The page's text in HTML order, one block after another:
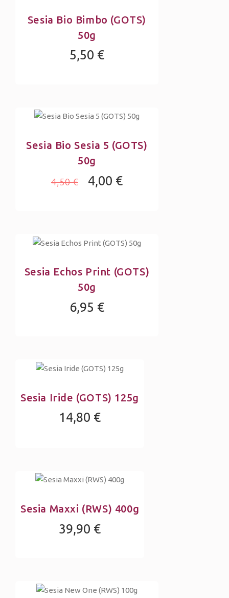
Sesia Bio Bimbo (GOTS)
50g
5,50 €
Sesia Bio Sesia 5 (GOTS)
50g
4,50 € 4,00 €
Sesia Echos Print (GOTS)
50g
6,95 €
Sesia Iride (GOTS) 125g
14,80 €
Sesia Maxxi (RWS) 400g
39,90 €